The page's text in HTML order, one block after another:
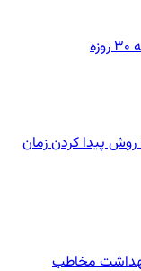
روش پیدا کردن زمان